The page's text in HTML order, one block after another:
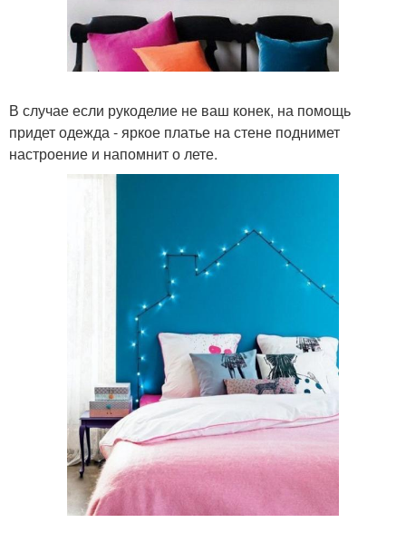
В случае если рукоделие не ваш конек, на помощь
придет одежда - яркое платье на стене поднимет
настроение и напомнит о лете.